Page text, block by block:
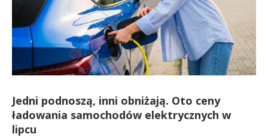
Jedni podnoszą, inni obniżają. Oto ceny
ładowania samochodów elektrycznych w
lipcu